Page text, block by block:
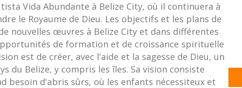
Vida Abundante à Belize City, où il continuera à
le Royaume de Dieu. Les objectifs et les plans de
nouvelles œuvres à Belize City et dans différentes
de formation et de croissance spirituelle
est de créer, avec l'aide et la sagesse de Dieu, un
du Belize, y compris les îles. Sa vision consiste
besoin d'abris sûrs, où les enfants nécessiteux et